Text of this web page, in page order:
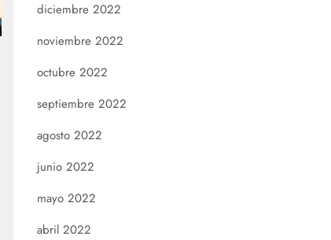
diciembre 2022
noviembre 2022
octubre 2022
septiembre 2022
agosto 2022
junio 2022
mayo 2022
abril 2022